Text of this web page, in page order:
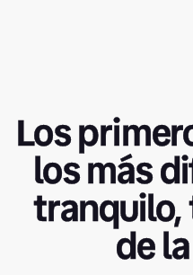
Los
los más
tranquilo,
de